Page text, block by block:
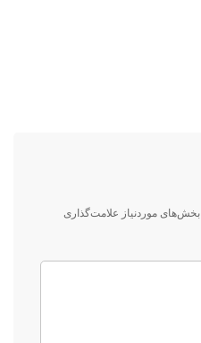
بخش‌های موردنیاز علامت‌گذاری